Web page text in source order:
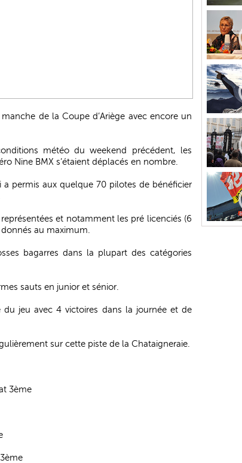
de la Coupe d’Ariège avec encore un
météo du weekend précédent, les
Nine BMX s’étaient déplacés en nombre.
permis aux quelque 70 pilotes de bénéficier
et notamment les pré licenciés (6
au maximum.
bagarres dans la plupart des catégories
sauts en junior et sénior.
jeu avec 4 victoires dans la journée et de
sur cette piste de la Chataigneraie.
3ème